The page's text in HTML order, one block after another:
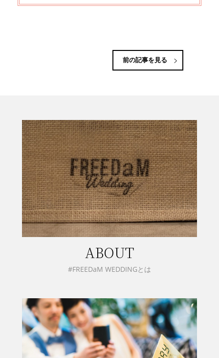
前の記事を見る
ABOUT
#FREEDaM WEDDINGとは